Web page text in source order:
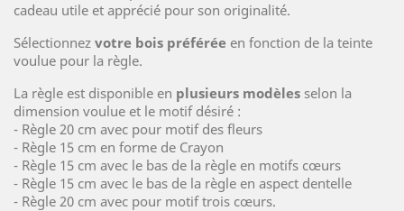
cadeau utile et apprécié pour son originalité.
Sélectionnez votre bois préférée en fonction de la teinte
voulue pour la règle.
La règle est disponible en plusieurs modèles selon la
dimension voulue et le motif désiré :
- Règle 20 cm avec pour motif des fleurs
- Règle 15 cm en forme de Crayon
- Règle 15 cm avec le bas de la règle en motifs cœurs
- Règle 15 cm avec le bas de la règle en aspect dentelle
- Règle 20 cm avec pour motif trois cœurs.